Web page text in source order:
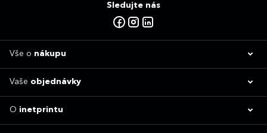
Sledujte nás
Vše o nákupu
Vaše objednávky
O inetprintu